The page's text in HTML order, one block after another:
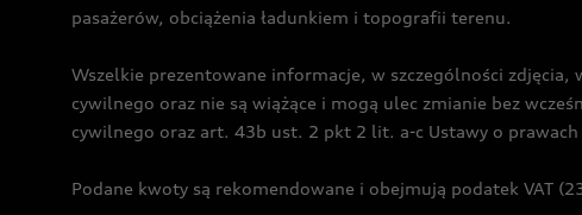
pasażerów, obciążenia ładunkiem i topografii terenu.
Wszelkie prezentowane informacje, w szczególności
cywilnego oraz nie są wiążące i mogą ulec zmianie bez
cywilnego oraz art. 43b ust. 2 pkt 2 lit. a-c Ustawy o
Podane kwoty są rekomendowane i obejmują podatek VAT